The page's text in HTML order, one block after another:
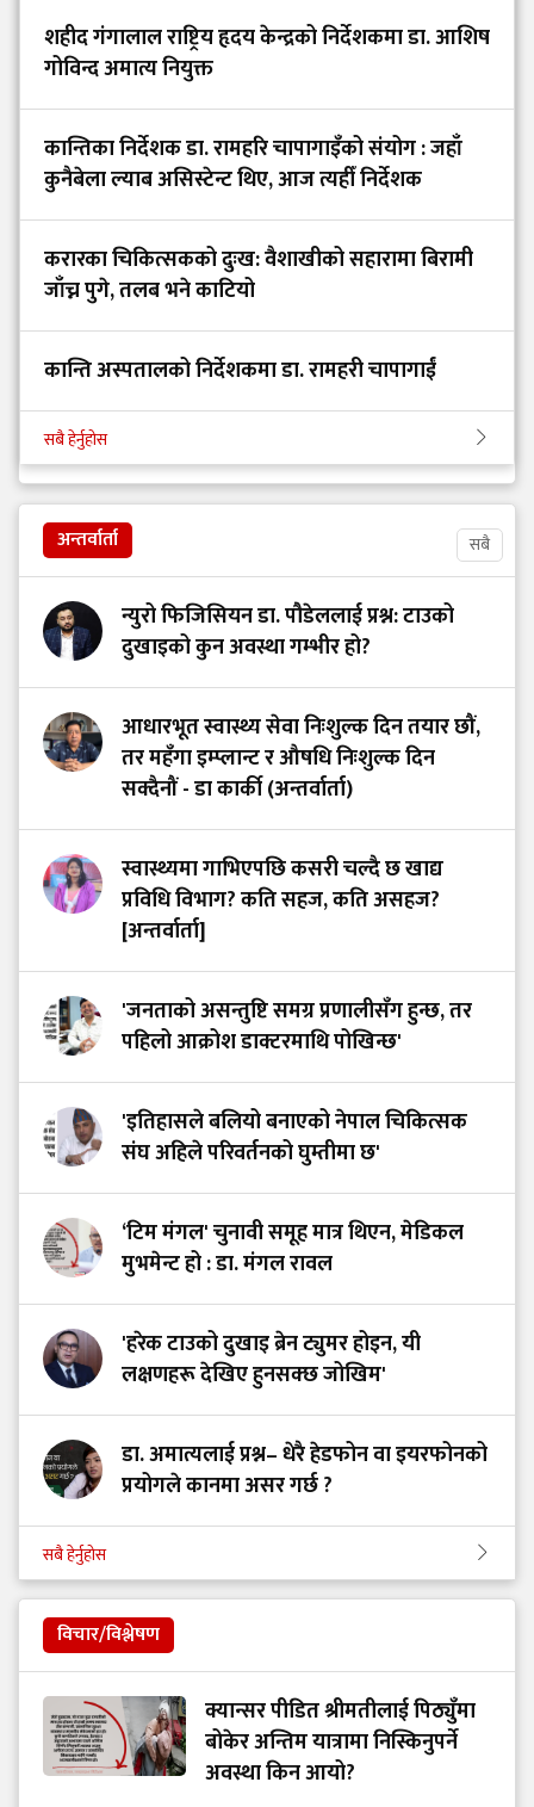
शहीद गंगालाल राष्ट्रिय हृदय केन्द्रको निर्देशकमा डा. आशिष
गोविन्द अमात्य नियुक्त
कान्तिका निर्देशक डा. रामहरि चापागाइँको संयोग : जहाँ
कुनैबेला ल्याब असिस्टेन्ट थिए, आज त्यहीँ निर्देशक
करारका चिकित्सकको दुःख: वैशाखीको सहारामा बिरामी
जाँच्न पुगे, तलब भने काटियो
कान्ति अस्पतालको निर्देशकमा डा. रामहरी चापागाईं
सबै हेर्नुहोस
अन्तर्वार्ता सबै
न्युरो फिजिसियन डा. पौडेललाई प्रश्न: टाउको
दुखाइको कुन अवस्था गम्भीर हो?
आधारभूत स्वास्थ्य सेवा निःशुल्क दिन तयार छौं,
तर महँगा इम्प्लान्ट र औषधि निःशुल्क दिन
सक्दैनौं - डा कार्की (अन्तर्वार्ता)
स्वास्थ्यमा गाभिएपछि कसरी चल्दै छ खाद्य
प्रविधि विभाग? कति सहज, कति असहज?
[अन्तर्वार्ता]
'जनताको असन्तुष्टि समग्र प्रणालीसँग हुन्छ, तर
पहिलो आक्रोश डाक्टरमाथि पोखिन्छ'
'इतिहासले बलियो बनाएको नेपाल चिकित्सक
संघ अहिले परिवर्तनको घुम्तीमा छ'
‘टिम मंगल' चुनावी समूह मात्र थिएन, मेडिकल
मुभमेन्ट हो : डा. मंगल रावल
'हरेक टाउको दुखाइ ब्रेन ट्युमर होइन, यी
लक्षणहरू देखिए हुनसक्छ जोखिम'
डा. अमात्यलाई प्रश्न– धेरै हेडफोन वा इयरफोनको
प्रयोगले कानमा असर गर्छ ?
सबै हेर्नुहोस
विचार/विश्लेषण
क्यान्सर पीडित श्रीमतीलाई पिठ्युँमा
बोकेर अन्तिम यात्रामा निस्किनुपर्ने
अवस्था किन आयो?